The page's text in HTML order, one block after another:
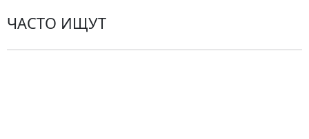
ЧАСТО ИЩУТ